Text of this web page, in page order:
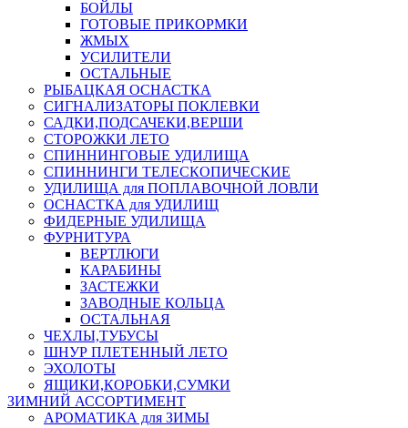
БОЙЛЫ
ГОТОВЫЕ ПРИКОРМКИ
ЖМЫХ
УСИЛИТЕЛИ
ОСТАЛЬНЫЕ
РЫБАЦКАЯ ОСНАСТКА
СИГНАЛИЗАТОРЫ ПОКЛЕВКИ
САДКИ,ПОДСАЧЕКИ,ВЕРШИ
СТОРОЖКИ ЛЕТО
СПИННИНГОВЫЕ УДИЛИЩА
СПИННИНГИ ТЕЛЕСКОПИЧЕСКИЕ
УДИЛИЩА для ПОПЛАВОЧНОЙ ЛОВЛИ
ОСНАСТКА для УДИЛИЩ
ФИДЕРНЫЕ УДИЛИЩА
ФУРНИТУРА
ВЕРТЛЮГИ
КАРАБИНЫ
ЗАСТЕЖКИ
ЗАВОДНЫЕ КОЛЬЦА
ОСТАЛЬНАЯ
ЧЕХЛЫ,ТУБУСЫ
ШНУР ПЛЕТЕННЫЙ ЛЕТО
ЭХОЛОТЫ
ЯЩИКИ,КОРОБКИ,СУМКИ
ЗИМНИЙ АССОРТИМЕНТ
АРОМАТИКА для ЗИМЫ